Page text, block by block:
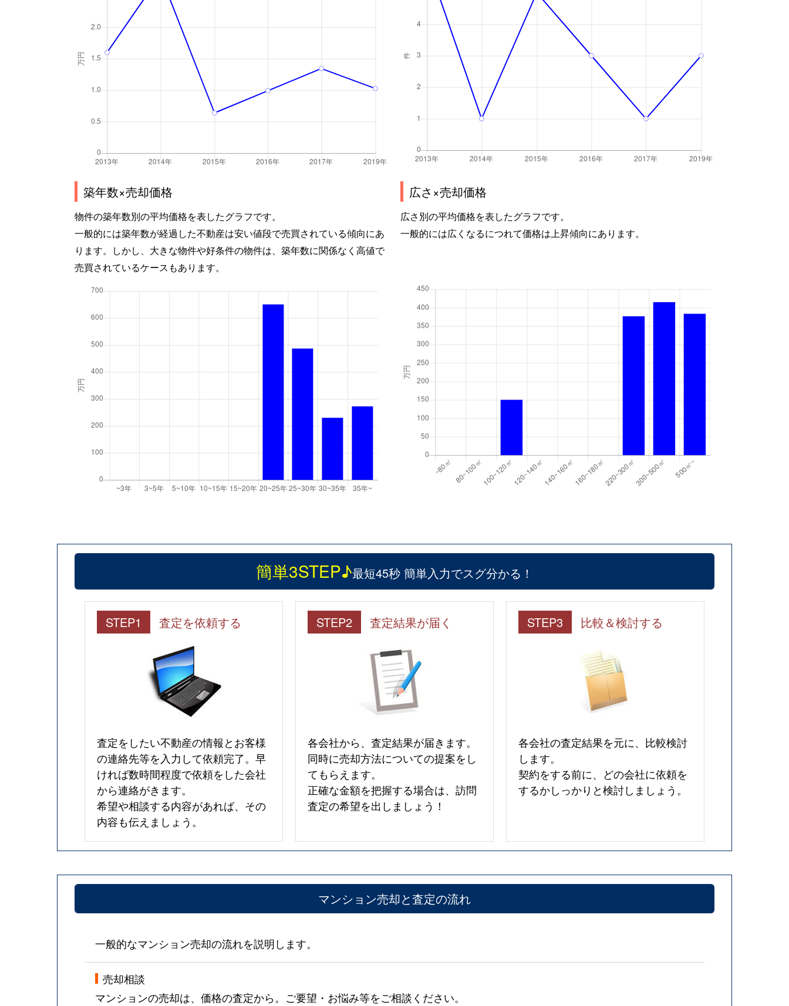
築年数×売却価格
物件の築年数別の平均価格を表したグラフです。
一般的には築年数が経過した不動産は安い値段で売買されている傾向にあ
ります。しかし、大きな物件や好条件の物件は、築年数に関係なく高値で
売買されているケースもあります。
広さ×売却価格
広さ別の平均価格を表したグラフです。
一般的には広くなるにつれて価格は上昇傾向にあります。
簡単3STEP♪最短45秒 簡単入力でスグ分かる！
STEP1 査定を依頼する
査定をしたい不動産の情報とお客様
の連絡先等を入力して依頼完了。早
ければ数時間程度で依頼をした会社
から連絡がきます。
希望や相談する内容があれば、その
内容も伝えましょう。
STEP2 査定結果が届く
各会社から、査定結果が届きます。
同時に売却方法についての提案をし
てもらえます。
正確な金額を把握する場合は、訪問
査定の希望を出しましょう！
STEP3 比較＆検討する
各会社の査定結果を元に、比較検討
します。
契約をする前に、どの会社に依頼を
するかしっかりと検討しましょう。
マンション売却と査定の流れ
一般的なマンション売却の流れを説明します。
売却相談
マンションの売却は、価格の査定から。ご要望・お悩み等をご相談ください。